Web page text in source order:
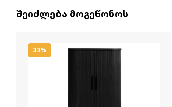
შეიძლება მოგეწონოს
33%